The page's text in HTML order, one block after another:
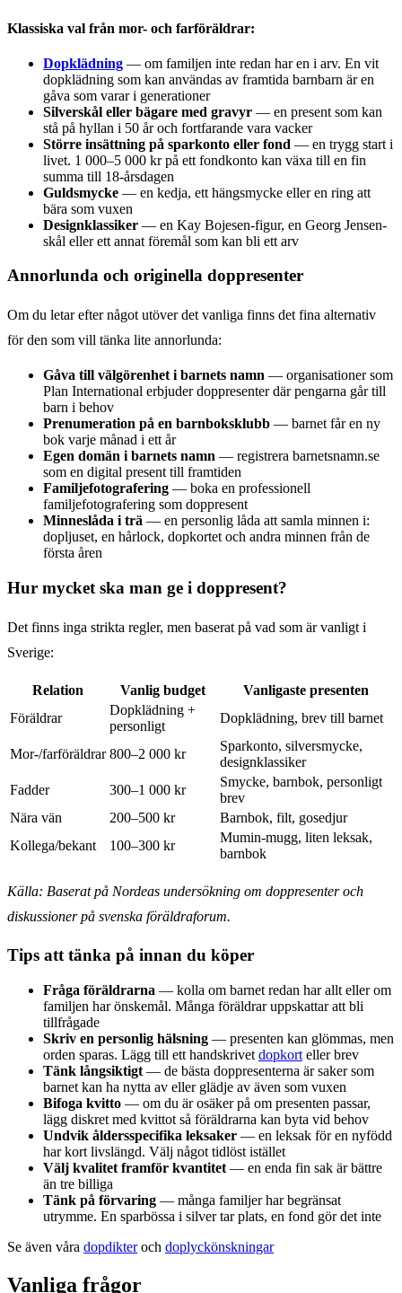
Klassiska val från mor- och farföräldrar:
Dopklädning — om familjen inte redan har en i arv. En vit
dopklädning som kan användas av framtida barnbarn är en
gåva som varar i generationer
Silverskål eller bägare med gravyr — en present som kan
stå på hyllan i 50 år och fortfarande vara vacker
Större insättning på sparkonto eller fond — en trygg start i
livet. 1 000–5 000 kr på ett fondkonto kan växa till en fin
summa till 18-årsdagen
Guldsmycke — en kedja, ett hängsmycke eller en ring att
bära som vuxen
Designklassiker — en Kay Bojesen-figur, en Georg Jensen-
skål eller ett annat föremål som kan bli ett arv
Annorlunda och originella doppresenter
Om du letar efter något utöver det vanliga finns det fina alternativ
för den som vill tänka lite annorlunda:
Gåva till välgörenhet i barnets namn — organisationer som
Plan International erbjuder doppresenter där pengarna går till
barn i behov
Prenumeration på en barnboksklubb — barnet får en ny
bok varje månad i ett år
Egen domän i barnets namn — registrera barnetsnamn.se
som en digital present till framtiden
Familjefotografering — boka en professionell
familjefotografering som doppresent
Minneslåda i trä — en personlig låda att samla minnen i:
dopljuset, en hårlock, dopkortet och andra minnen från de
första åren
Hur mycket ska man ge i doppresent?
Det finns inga strikta regler, men baserat på vad som är vanligt i
Sverige:
Relation Vanlig budget
Vanligaste presenten
Föräldrar
Dopklädning +
personligt
Dopklädning, brev till barnet
Mor-/farföräldrar 800–2 000 kr
Sparkonto, silversmycke,
designklassiker
Fadder
300–1 000 kr
Smycke, barnbok, personligt
brev
Nära vän
200–500 kr
Barnbok, filt, gosedjur
Kollega/bekant
100–300 kr
Mumin-mugg, liten leksak,
barnbok
Källa: Baserat på Nordeas undersökning om doppresenter och
diskussioner på svenska föräldraforum.
Tips att tänka på innan du köper
Fråga föräldrarna — kolla om barnet redan har allt eller om
familjen har önskemål. Många föräldrar uppskattar att bli
tillfrågade
Skriv en personlig hälsning — presenten kan glömmas, men
orden sparas. Lägg till ett handskrivet dopkort eller brev
Tänk långsiktigt — de bästa doppresenterna är saker som
barnet kan ha nytta av eller glädje av även som vuxen
Bifoga kvitto — om du är osäker på om presenten passar,
lägg diskret med kvittot så föräldrarna kan byta vid behov
Undvik åldersspecifika leksaker — en leksak för en nyfödd
har kort livslängd. Välj något tidlöst istället
Välj kvalitet framför kvantitet — en enda fin sak är bättre
än tre billiga
Tänk på förvaring — många familjer har begränsat
utrymme. En sparbössa i silver tar plats, en fond gör det inte
Se även våra dopdikteroch doplyckönskningar
Vanliga frågor